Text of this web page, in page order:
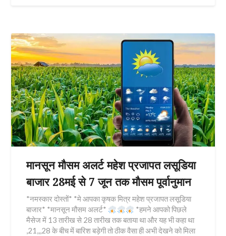
मानसून मौसम अलर्ट महेश प्रजापत लसूडिया
बाजार 28मई से 7 जून तक मौसम पूर्वानुमान
*नमस्कार दोस्तों* *मे आपका कृषक मित्र महेश प्रजापत लसूडिया
बाजार* *मानसून मौसम अलर्ट*
*हमने आपको पिछले
मैसेज में 13 तारीख से 28 तारीख तक बताया था और यह भी कहा था
,21,,,28 के बीच में बारिश बड़ेगी तो ठीक वैसा ही अभी देखने को मिला